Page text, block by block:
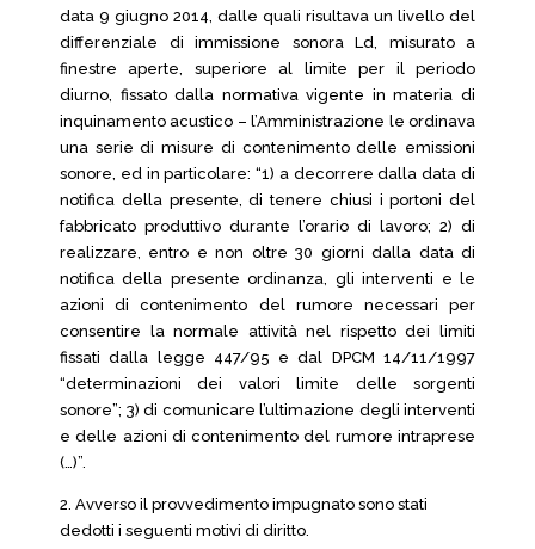
data 9 giugno 2014, dalle quali risultava un livello del
differenziale di immissione sonora Ld, misurato a
finestre aperte, superiore al limite per il periodo
diurno, fissato dalla normativa vigente in materia di
inquinamento acustico – l’Amministrazione le ordinava
una serie di misure di contenimento delle emissioni
sonore, ed in particolare: “1) a decorrere dalla data di
notifica della presente, di tenere chiusi i portoni del
fabbricato produttivo durante l’orario di lavoro; 2) di
realizzare, entro e non oltre 30 giorni dalla data di
notifica della presente ordinanza, gli interventi e le
azioni di contenimento del rumore necessari per
consentire la normale attività nel rispetto dei limiti
fissati dalla legge 447/95 e dal DPCM 14/11/1997
“determinazioni dei valori limite delle sorgenti
sonore”; 3) di comunicare l’ultimazione degli interventi
e delle azioni di contenimento del rumore intraprese
(…)”.
2. Avverso il provvedimento impugnato sono stati
dedotti i seguenti motivi di diritto.